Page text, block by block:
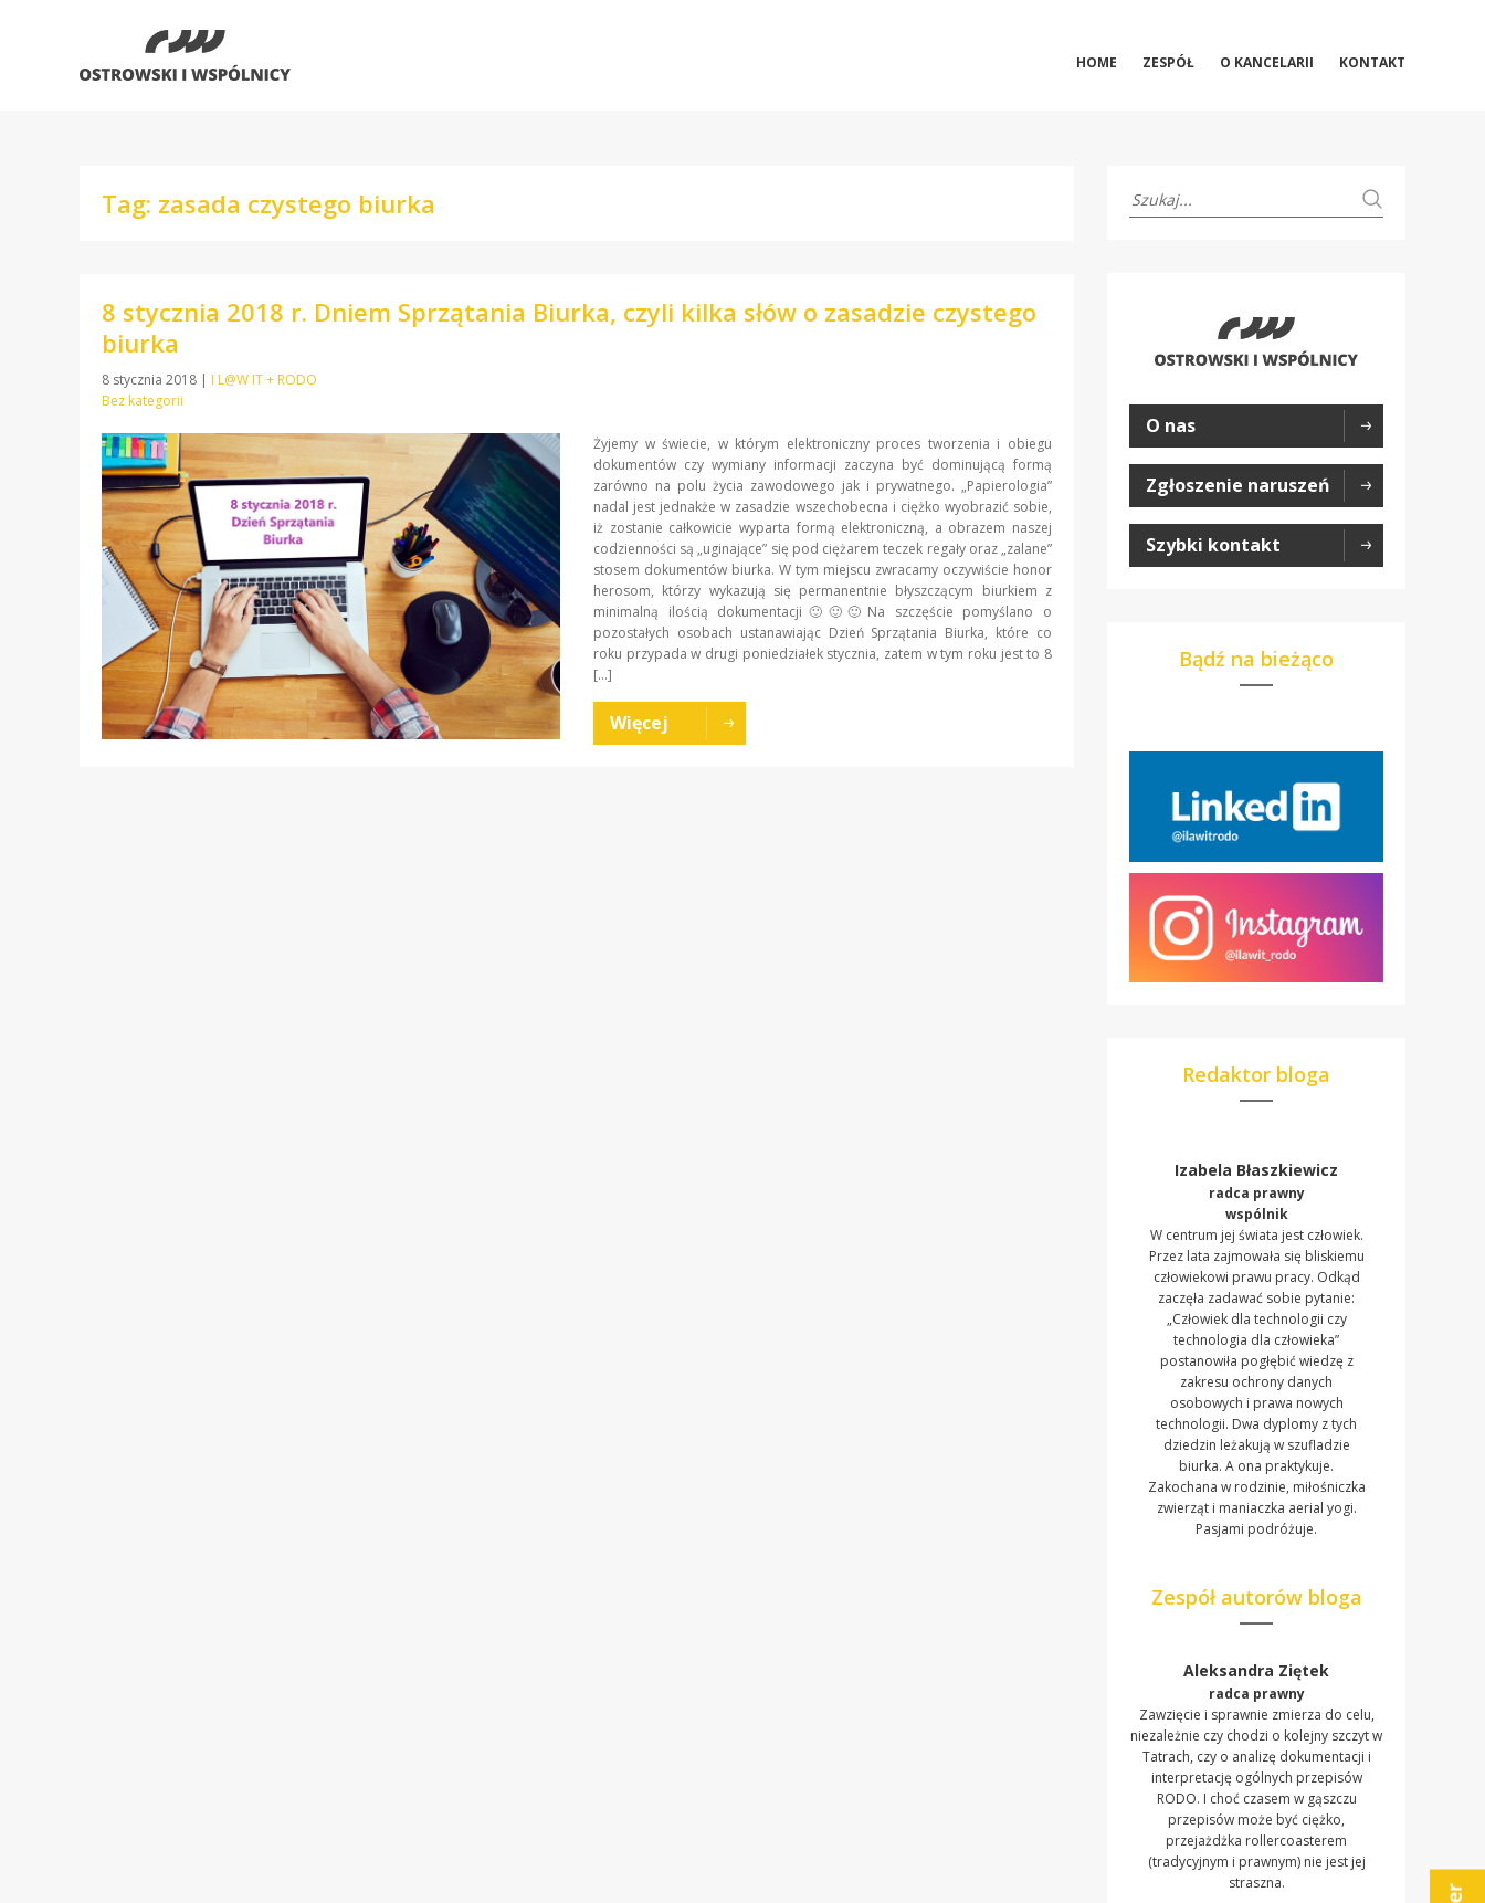
HOME ZESPÓŁ O KANCELARII KONTAKT
Tag: zasada czystego biurka
8 stycznia 2018 r. Dniem Sprzątania Biurka, czyli kilka słów o zasadzie czystego
biurka
8 stycznia 2018 | I L@W IT + RODO
Bez kategorii
Żyjemy w świecie, w którym elektroniczny proces tworzenia i obiegu
dokumentów czy wymiany informacji zaczyna być dominującą formą
zarówno na polu życia zawodowego jak i prywatnego. „Papierologia”
nadal jest jednakże w zasadzie wszechobecna i ciężko wyobrazić sobie,
iż zostanie całkowicie wyparta formą elektroniczną, a obrazem naszej
codzienności są „uginające” się pod ciężarem teczek regały oraz „zalane”
stosem dokumentów biurka. W tym miejscu zwracamy oczywiście honor
herosom, którzy wykazują się permanentnie błyszczącym biurkiem z
minimalną ilością dokumentacji🙂🙂🙂Na szczęście pomyślano o
pozostałych osobach ustanawiając Dzień Sprzątania Biurka, które co
roku przypada w drugi poniedziałek stycznia, zatem w tym roku jest to 8
[…]
Więcej
O nas
Zgłoszenie naruszeń
Szybki kontakt
Bądź na bieżąco
Redaktor bloga
Izabela Błaszkiewicz
radca prawny
wspólnik
W centrum jej świata jest człowiek.
Przez lata zajmowała się bliskiemu
człowiekowi prawu pracy. Odkąd
zaczęła zadawać sobie pytanie:
„Człowiek dla technologii czy
technologia dla człowieka”
postanowiła pogłębić wiedzę z
zakresu ochrony danych
osobowych i prawa nowych
technologii. Dwa dyplomy z tych
dziedzin leżakują w szufladzie
biurka. A ona praktykuje.
Zakochana w rodzinie, miłośniczka
zwierząt i maniaczka aerial yogi.
Pasjami podróżuje.
Zespół autorów bloga
Aleksandra Ziętek
radca prawny
Zawzięcie i sprawnie zmierza do celu,
niezależnie czy chodzi o kolejny szczyt w
Tatrach, czy o analizę dokumentacji i
interpretację ogólnych przepisów
RODO. I choć czasem w gąszczu
przepisów może być ciężko,
przejażdżka rollercoasterem
(tradycyjnym i prawnym) nie jest jej
straszna.